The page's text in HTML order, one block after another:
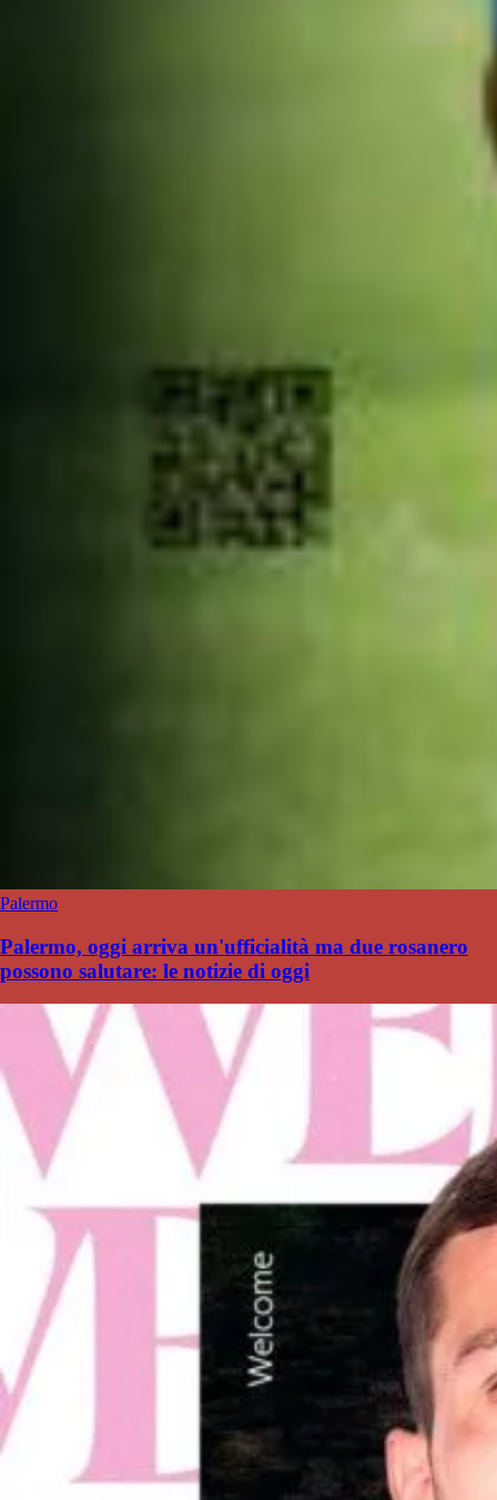
Palermo
Palermo, oggi arriva un'ufficialità ma due rosanero
possono salutare: le notizie di oggi